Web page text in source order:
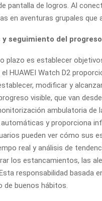
pantalla de logros. Al
en aventuras grupales que
seguimiento del progreso
plazo es establecer
HUAWEI Watch D2
modificar y
visible, que van
ambulatoria de
y proporciona
pueden ver cómo sus
real y análisis de
los estancamientos, las
responsabilidad
buenos hábitos.